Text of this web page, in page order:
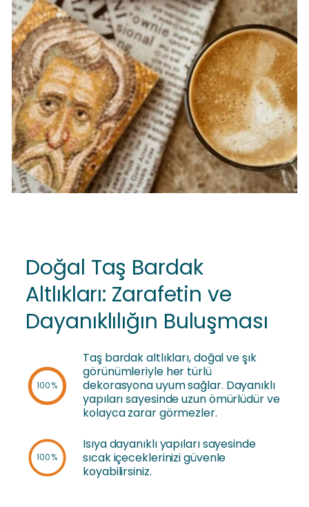
Doğal Taş Bardak
Altlıkları: Zarafetin ve
Dayanıklılığın Buluşması
100%
Taş bardak altlıkları, doğal ve şık
görünümleriyle her türlü
dekorasyona uyum sağlar. Dayanıklı
yapıları sayesinde uzun ömürlüdür ve
kolayca zarar görmezler.
100%
Isıya dayanıklı yapıları sayesinde
sıcak içeceklerinizi güvenle
koyabilirsiniz.